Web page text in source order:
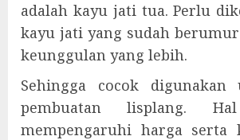
adalah kayu jati tua. Perlu
kayu jati yang sudah
keunggulan yang lebih.
Sehingga cocok digunakan
pembuatan lisplang.
mempengaruhi harga serta